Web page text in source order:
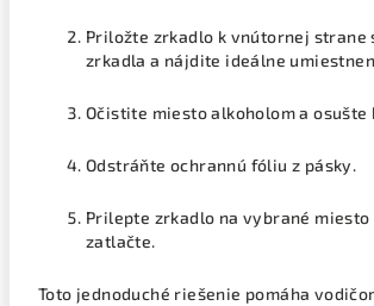
Priložte zrkadlo k vnútornej strane
zrkadla a nájdite ideálne
Očistite miesto alkoholom a osušte
Odstráňte ochrannú fóliu z pásky.
Prilepte zrkadlo na vybrané miesto
zatlačte.
Toto jednoduché riešenie pomáha